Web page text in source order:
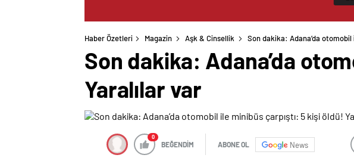
Haber Özetleri Magazin Aşk & Cinsellik Son dakika: Adana’da
Son dakika: Adana’da
Yaralılar var
0
BEĞENDİM ABONE OL News